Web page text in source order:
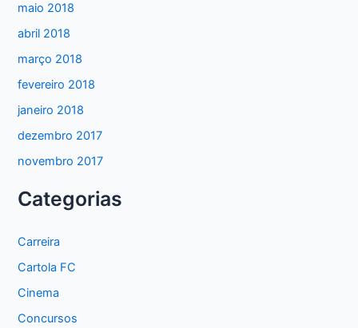
maio 2018
abril 2018
março 2018
fevereiro 2018
janeiro 2018
dezembro 2017
novembro 2017
Categorias
Carreira
Cartola FC
Cinema
Concursos